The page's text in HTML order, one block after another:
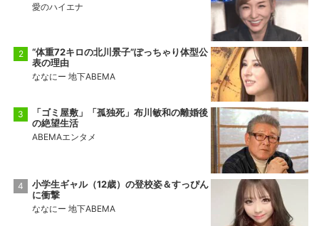
愛のハイエナ
“体重72キロの北川景子”ぽっちゃり体型公
表の理由
ななにー 地下ABEMA
「ゴミ屋敷」「孤独死」布川敏和の離婚後
の絶望生活
ABEMAエンタメ
小学生ギャル（12歳）の登校姿＆すっぴん
に衝撃
ななにー 地下ABEMA